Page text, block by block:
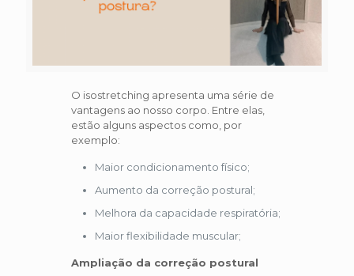
O isostretching apresenta uma série de
vantagens ao nosso corpo. Entre elas,
estão alguns aspectos como, por
exemplo:
Maior condicionamento físico;
Aumento da correção postural;
Melhora da capacidade respiratória;
Maior flexibilidade muscular;
Ampliação da correção postural